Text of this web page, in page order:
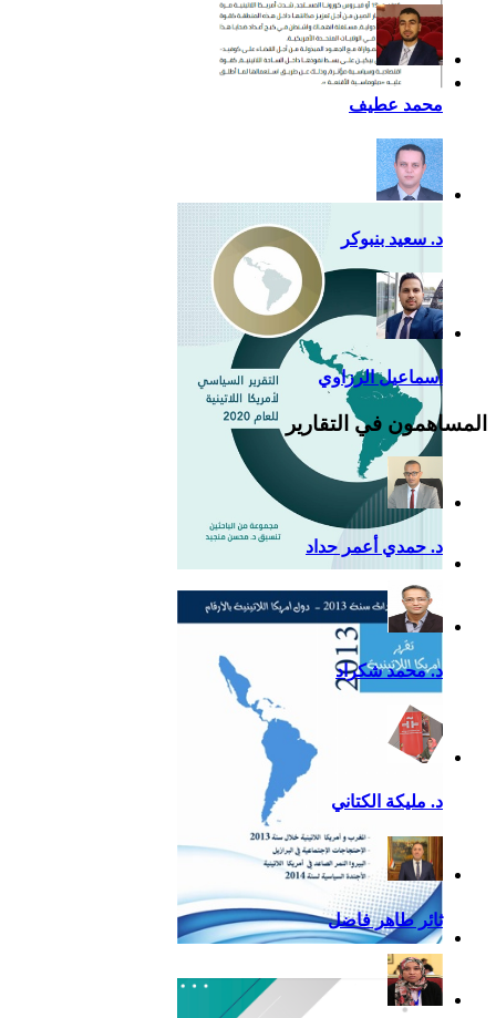
إضافية لدعم القوة الناعمة
للصين في أمريكا اللاتينية
التقرير السياسي لأمريكا
اللاتينية للعام 2020
تقرير أمريكا اللاتينية لسنة
2013
محمد عطيف
د. سعيد بنبوكر
اسماعيل الرزاوي
المساهمون في التقارير
د. حمدي أعمر حداد
د. محمد شكراد
د. مليكة الكتاني
ثائر طاهر فاضل